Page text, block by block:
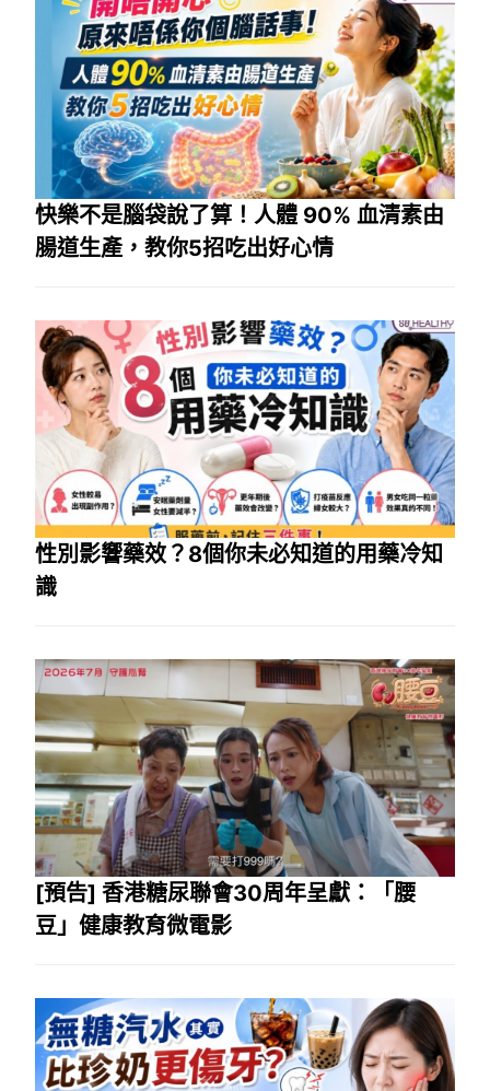
快樂不是腦袋說了算！人體 90% 血清素由
腸道生產，教你5招吃出好心情
性別影響藥效？8個你未必知道的用藥冷知
識
[預告] 香港糖尿聯會30周年呈獻：「腰
豆」健康教育微電影